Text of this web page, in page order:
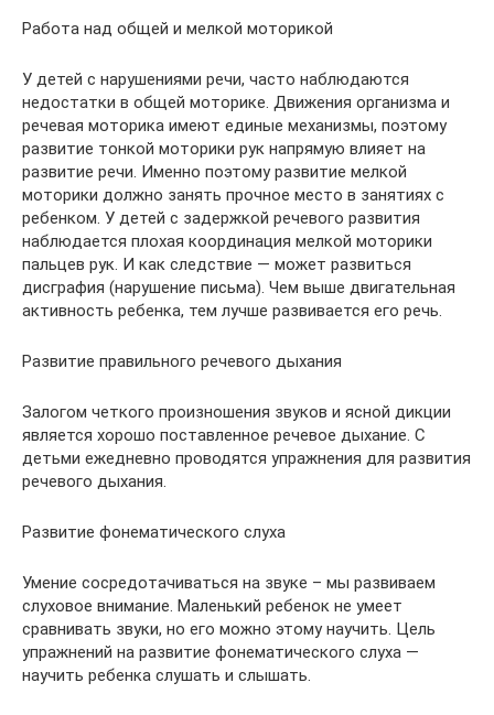
Работа над общей и мелкой моторикой
У детей с нарушениями речи, часто наблюдаются
недостатки в общей моторике. Движения организма и
речевая моторика имеют единые механизмы, поэтому
развитие тонкой моторики рук напрямую влияет на
развитие речи. Именно поэтому развитие мелкой
моторики должно занять прочное место в занятиях с
ребенком. У детей с задержкой речевого развития
наблюдается плохая координация мелкой моторики
пальцев рук. И как следствие — может развиться
дисграфия (нарушение письма). Чем выше двигательная
активность ребенка, тем лучше развивается его речь.
Развитие правильного речевого дыхания
Залогом четкого произношения звуков и ясной дикции
является хорошо поставленное речевое дыхание. С
детьми ежедневно проводятся упражнения для развития
речевого дыхания.
Развитие фонематического слуха
Умение сосредотачиваться на звуке – мы развиваем
слуховое внимание. Маленький ребенок не умеет
сравнивать звуки, но его можно этому научить. Цель
упражнений на развитие фонематического слуха —
научить ребенка слушать и слышать.